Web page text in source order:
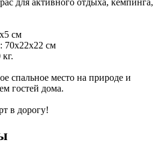
для активного отдыха, кемпинга,
см
70х22х22 см
спальное место на природе и
гостей дома.
в дорогу!